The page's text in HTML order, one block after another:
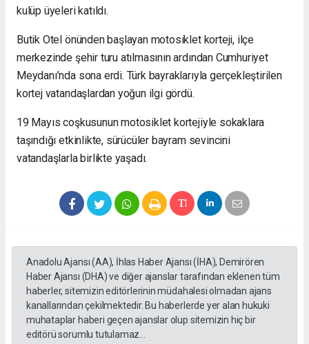
kulüp üyeleri katıldı.
Butik Otel önünden başlayan motosiklet korteji, ilçe
merkezinde şehir turu atılmasının ardından Cumhuriyet
Meydanı’nda sona erdi. Türk bayraklarıyla gerçekleştirilen
kortej vatandaşlardan yoğun ilgi gördü.
19 Mayıs coşkusunun motosiklet kortejiyle sokaklara
taşındığı etkinlikte, sürücüler bayram sevincini
vatandaşlarla birlikte yaşadı.
Anadolu Ajansı (AA), İhlas Haber Ajansı (İHA), Demirören
Haber Ajansı (DHA) ve diğer ajanslar tarafından eklenen tüm
haberler, sitemizin editörlerinin müdahalesi olmadan ajans
kanallarından çekilmektedir. Bu haberlerde yer alan hukuki
muhataplar haberi geçen ajanslar olup sitemizin hiç bir
editörü sorumlu tutulamaz...